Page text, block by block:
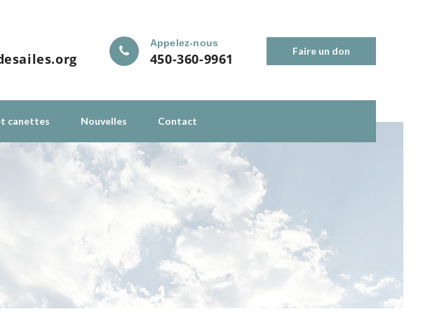
Appelez-nous
450-360-9961 Faire un don
canettes Nouvelles Contact